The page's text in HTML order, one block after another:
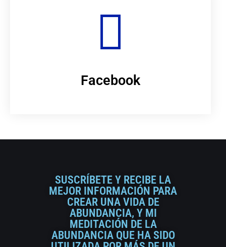
Facebook
SUSCRÍBETE Y RECIBE LA
MEJOR INFORMACIÓN PARA
CREAR UNA VIDA DE
ABUNDANCIA, Y MI
MEDITACIÓN DE LA
ABUNDANCIA QUE HA SIDO